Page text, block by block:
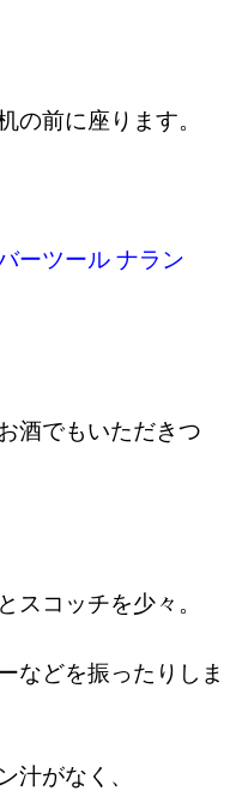
の前に座ります。
ーツール ナラン
酒でもいただきつ
スコッチを少々。
などを振ったりしま
汁がなく、